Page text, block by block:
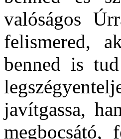
valóságos
felismered,
benned is
javítgassa,
megbocsátó,